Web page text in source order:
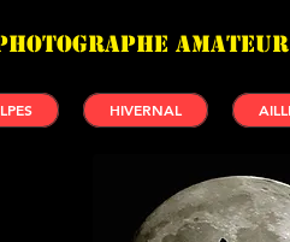
photographe
HIVERNAL